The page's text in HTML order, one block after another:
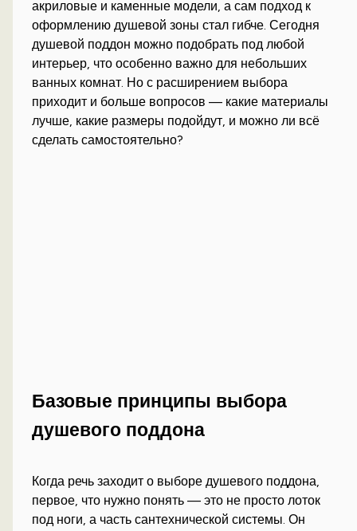
акриловые и каменные модели, а сам подход к
оформлению душевой зоны стал гибче. Сегодня
душевой поддон можно подобрать под любой
интерьер, что особенно важно для небольших
ванных комнат. Но с расширением выбора
приходит и больше вопросов — какие материалы
лучше, какие размеры подойдут, и можно ли всё
сделать самостоятельно?
Базовые принципы выбора
душевого поддона
Когда речь заходит о выборе душевого поддона,
первое, что нужно понять — это не просто лоток
под ноги, а часть сантехнической системы. Он